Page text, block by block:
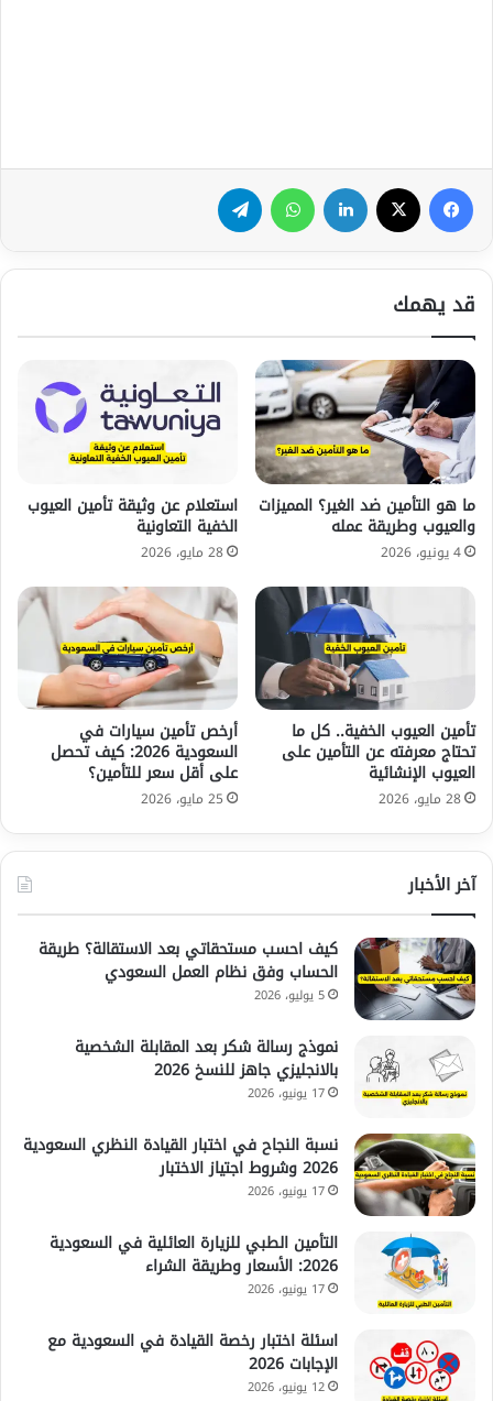
فيسبوك لينكدإن واتساب
قد يهمك
ما هو التأمين ضد الغير؟ المميزات
والعيوب وطريقة عمله
4 يونيو، 2026
استعلام عن وثيقة تأمين العيوب
الخفية التعاونية
28 مايو، 2026
تأمين العيوب الخفية.. كل ما
تحتاج معرفته عن التأمين على
العيوب الإنشائية
28 مايو، 2026
أرخص تأمين سيارات في
السعودية 2026: كيف تحصل
على أقل سعر للتأمين؟
25 مايو، 2026
آخر الأخبار
كيف احسب مستحقاتي بعد الاستقالة؟ طريقة
الحساب وفق نظام العمل السعودي
5 يوليو، 2026
نموذج رسالة شكر بعد المقابلة الشخصية
بالانجليزي جاهز للنسخ 2026
17 يونيو، 2026
نسبة النجاح في اختبار القيادة النظري السعودية
2026 وشروط اجتياز الاختبار
17 يونيو، 2026
التأمين الطبي للزيارة العائلية في السعودية
2026: الأسعار وطريقة الشراء
17 يونيو، 2026
اسئلة اختبار رخصة القيادة في السعودية مع
الإجابات 2026
12 يونيو، 2026